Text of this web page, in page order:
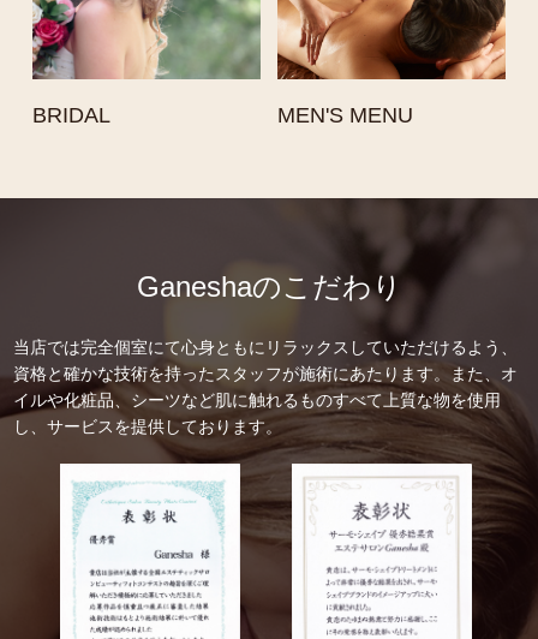
BRIDAL MEN'S MENU
Ganeshaのこだわり
当店では完全個室にて心身ともにリラックスしていただけるよう、
資格と確かな技術を持ったスタッフが施術にあたります。また、オ
イルや化粧品、シーツなど肌に触れるものすべて上質な物を使用
し、サービスを提供しております。